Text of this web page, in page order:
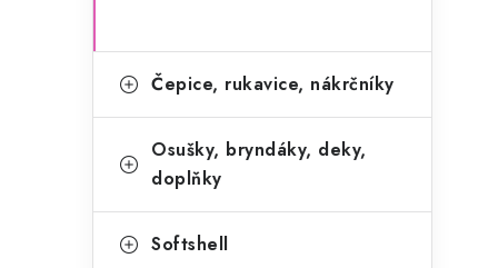
Čepice, rukavice, nákrčníky
Osušky, bryndáky, deky,
doplňky
Softshell